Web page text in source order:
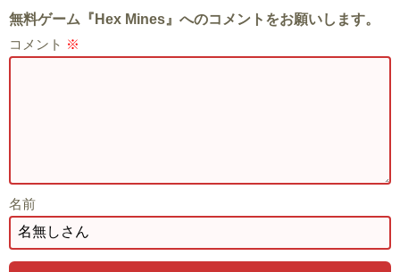
無料ゲーム『Hex Mines』へのコメントをお願いします。
コメント ※
名前